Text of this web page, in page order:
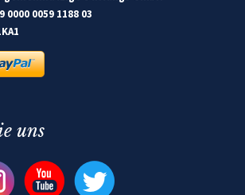
0000 0059 1188 03
uns